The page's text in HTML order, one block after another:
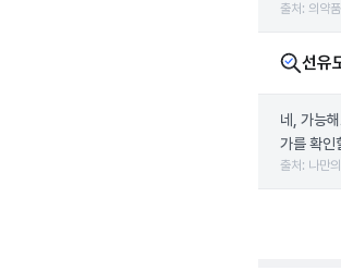
출처: 의약
선유
네, 가능
가를 확인
출처: 나만